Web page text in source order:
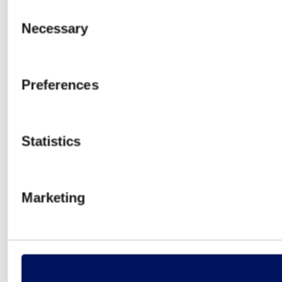
Selection
Necessary
Preferences
Statistics
Marketing
al seu país